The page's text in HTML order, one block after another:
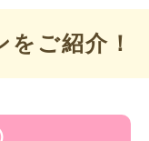
ご紹介！